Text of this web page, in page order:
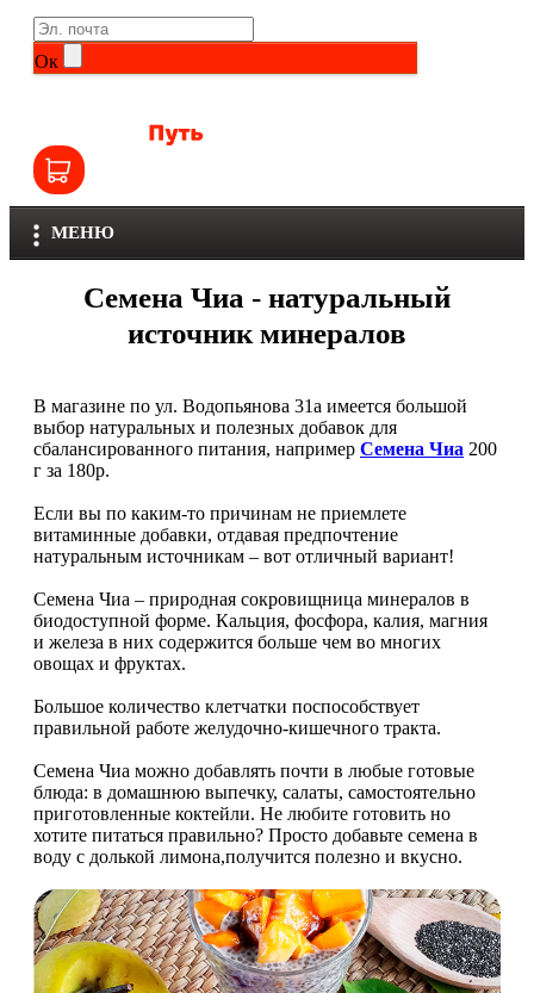
Ок
МЕНЮ
Общие комплексы
Витамины группы B
Витамины для детей
Железо
Селен
Здоровье и красота
НАЗАД
Мужское здоровье
НАЗАД
Бустеры тестостерона
ЗМА
Антиоксиданты
Борьба со стрессом
НАЗАД
5-HTP
Life Extension
NOW
Olimp
Optimum Nutrition
SNT
Sportinia
Trace Minerals
USN
Vitauct
WTF LABZ
Свой Путь
Семена Чиа - натуральный
источник минералов
В магазине по ул. Водопьянова 31а имеется большой
выбор натуральных и полезных добавок для
сбалансированного питания, например Семена Чиа 200
г за 180р.
Если вы по каким-то причинам не приемлете
витаминные добавки, отдавая предпочтение
натуральным источникам – вот отличный вариант!
Семена Чиа – природная сокровищница минералов в
биодоступной форме. Кальция, фосфора, калия, магния
и железа в них содержится больше чем во многих
овощах и фруктах.
Большое количество клетчатки поспособствует
правильной работе желудочно-кишечного тракта.
Семена Чиа можно добавлять почти в любые готовые
блюда: в домашнюю выпечку, салаты, самостоятельно
приготовленные коктейли. Не любите готовить но
хотите питаться правильно? Просто добавьте семена в
воду с долькой лимона,получится полезно и вкусно.